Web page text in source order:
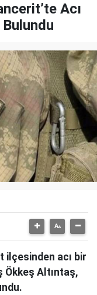
Acı
ilçesinden acı bir
Ökkeş Altıntaş,